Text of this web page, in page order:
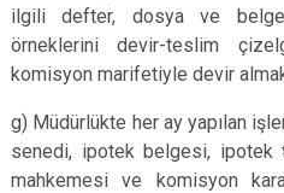
ilgili defter, dosya ve
örneklerini devir-teslim
komisyon marifetiyle devir
g) Müdürlükte her ay yapılan
senedi, ipotek belgesi,
mahkemesi ve komisyon